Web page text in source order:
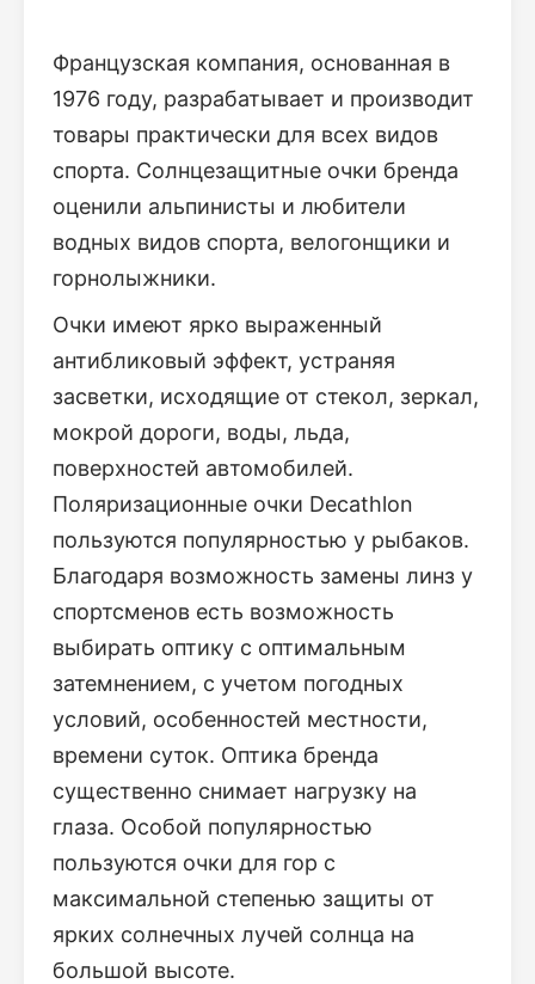
Французская компания, основанная в
1976 году, разрабатывает и производит
товары практически для всех видов
спорта. Солнцезащитные очки бренда
оценили альпинисты и любители
водных видов спорта, велогонщики и
горнолыжники.
Очки имеют ярко выраженный
антибликовый эффект, устраняя
засветки, исходящие от стекол, зеркал,
мокрой дороги, воды, льда,
поверхностей автомобилей.
Поляризационные очки Decathlon
пользуются популярностью у рыбаков.
Благодаря возможность замены линз у
спортсменов есть возможность
выбирать оптику с оптимальным
затемнением, с учетом погодных
условий, особенностей местности,
времени суток. Оптика бренда
существенно снимает нагрузку на
глаза. Особой популярностью
пользуются очки для гор с
максимальной степенью защиты от
ярких солнечных лучей солнца на
большой высоте.